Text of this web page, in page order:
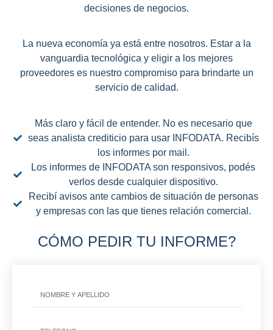
decisiones de negocios.
La nueva economía ya está entre nosotros. Estar a la
vanguardia tecnológica y eligir a los mejores
proveedores es nuestro compromiso para brindarte un
servicio de calidad.
Más claro y fácil de entender. No es necesario que
seas analista crediticio para usar INFODATA. Recibís
los informes por mail.
Los informes de INFODATA son responsivos, podés
verlos desde cualquier dispositivo.
Recibí avisos ante cambios de situación de personas
y empresas con las que tienes relación comercial.
CÓMO PEDIR TU INFORME?